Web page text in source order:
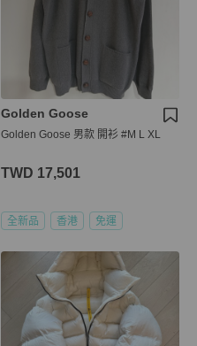
Golden Goose
Golden Goose 男款 開衫 #M L XL
TWD 17,501
全新品 香港 免運